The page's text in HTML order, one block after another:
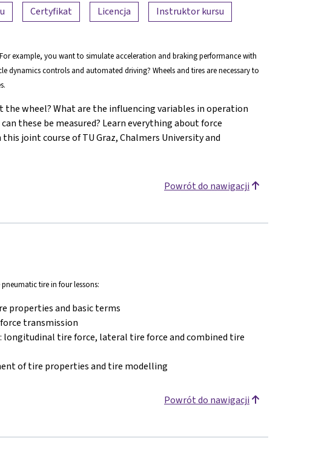
Certyfikat Licencja Instruktor kursu
example, you want to simulate acceleration and braking performance with
dynamics controls and automated driving? Wheels and tires are necessary to
wheel? What are the influencing variables in operation
these be measured? Learn everything about force
joint course of TU Graz, Chalmers University and
Powrót do nawigacji
tire in four lessons:
properties and basic terms
transmission
tire force, lateral tire force and combined tire
of tire properties and tire modelling
Powrót do nawigacji